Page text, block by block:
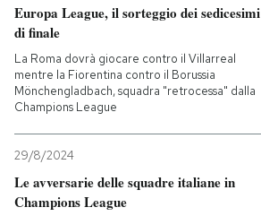
Europa League, il sorteggio dei sedicesimi
di finale
La Roma dovrà giocare contro il Villarreal
mentre la Fiorentina contro il Borussia
Mönchengladbach, squadra "retrocessa" dalla
Champions League
29/8/2024
Le avversarie delle squadre italiane in
Champions League